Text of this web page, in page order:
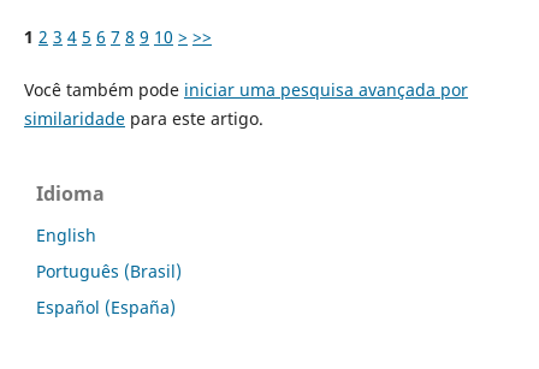
1 2 3 4 5 6 7 8 9 10 > >>
Você também pode iniciar uma pesquisa avançada por
similaridadepara este artigo.
Idioma
English
Português (Brasil)
Español (España)